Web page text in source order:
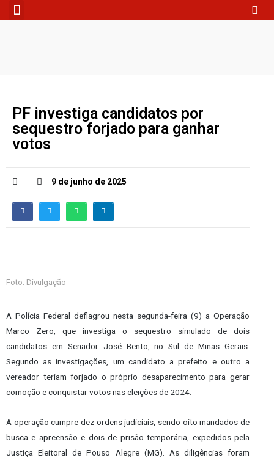
PF investiga candidatos por
sequestro forjado para ganhar
votos
9 de junho de 2025
Foto: Divulgação
A Polícia Federal deflagrou nesta segunda-feira (9) a Operação
Marco Zero, que investiga o sequestro simulado de dois
candidatos em Senador José Bento, no Sul de Minas Gerais.
Segundo as investigações, um candidato a prefeito e outro a
vereador teriam forjado o próprio desaparecimento para gerar
comoção e conquistar votos nas eleições de 2024.
A operação cumpre dez ordens judiciais, sendo oito mandados de
busca e apreensão e dois de prisão temporária, expedidos pela
Justiça Eleitoral de Pouso Alegre (MG). As diligências foram